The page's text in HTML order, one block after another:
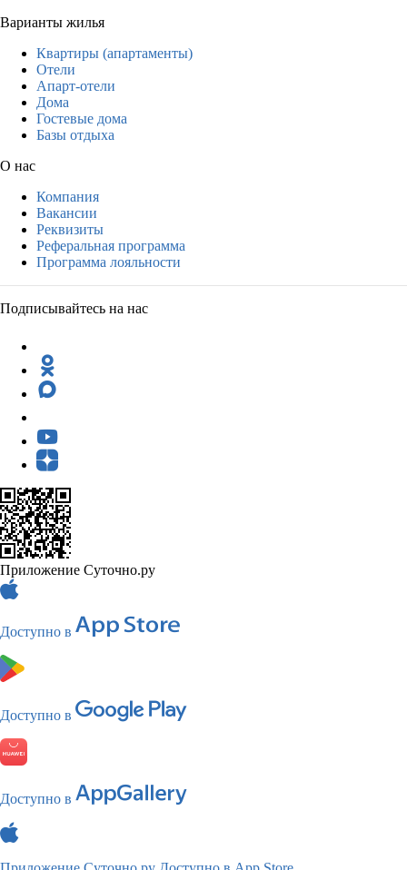
Варианты жилья
Квартиры (апартаменты)
Отели
Апарт-отели
Дома
Гостевые дома
Базы отдыха
О нас
Компания
Вакансии
Реквизиты
Реферальная программа
Программа лояльности
Подписывайтесь на нас
Приложение Суточно.ру
Доступно в
Доступно в
Доступно в